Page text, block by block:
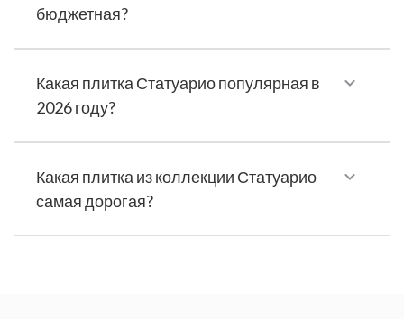
бюджетная?
Какая плитка Статуарио популярная в
2026 году?
Какая плитка из коллекции Статуарио
самая дорогая?